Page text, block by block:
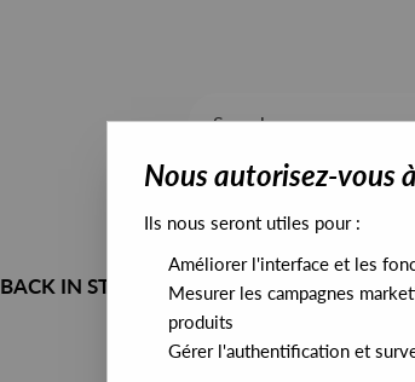
BACK IN STOCK ALL STOCK
Nous autorisez-vous
Ils nous seront utiles pour :
Améliorer l'interface et les
Mesurer les campagnes
produits
Gérer l'authentification et